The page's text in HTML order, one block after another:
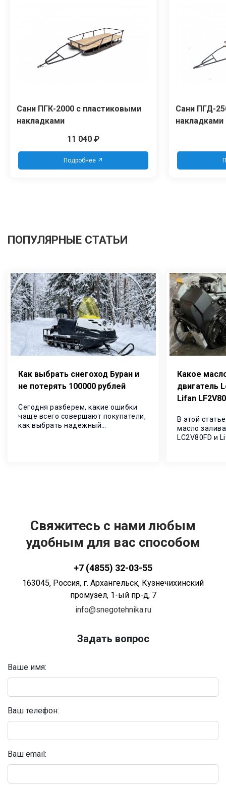
Сани ПГК-2000 с пластиковыми
накладками
11 040 ₽
Подробнее
Сани ПГД-
накладками
ПОПУЛЯРНЫЕ СТАТЬИ
Как выбрать снегоход Буран и
не потерять 100000 рублей
Сегодня разберем, какие ошибки
чаще всего совершают покупатели,
как выбрать надежный
Какое
двигатель
Lifan
В этой
масло
LC2V80FD и
Свяжитесь с нами любым
удобным для вас способом
+7 (4855) 32-03-55
163045, Россия, г. Архангельск, Кузнечихинский
промузел, 1-ый пр-д, 7
info@snegotehnika.ru
Задать вопрос
Ваше имя:
Ваш телефон:
Ваш email: